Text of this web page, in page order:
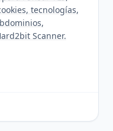
tecnologías,
Scanner.